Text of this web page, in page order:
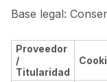
Base legal:
Proveedor
/
Titularidad